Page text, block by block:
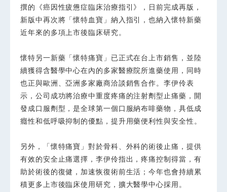
撰的《癌因性疲憊症臨床治療指引》，日前完成再版，
新版中再次將「懷特血寶」納入指引，也納入懷特新藥
近年來的多項上市後臨床研究。
懷特另一新藥「懷特痛寶」已正式在台上市銷售，並陸
續獲得含醫學中心在內的多家醫療院所進藥使用，同時
也正與歐洲、亞洲多家廠商洽談銷售合作。李伊伶表
示，公司成功將治療中重度疼痛的注射劑型止痛藥，開
發成口服劑型，是全球第一個口服納布啡藥物，具低成
癮性和低呼吸抑制的優點，提升用藥便利性與安全性。
另外，「懷特痛寶」對於骨科、外科的術後止痛，提供
有效的安全止痛選擇，李伊伶指出，疼痛控制得當，有
助於術後的復健，加速恢復術前生活；今年也會持續累
積更多上市後臨床使用研究，擴大醫學中心採用。